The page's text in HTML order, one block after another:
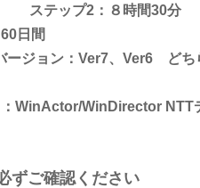
2：８時間30分
日間
ージョン：Ver7、Ver6 どち
：WinActor/WinDirector NTT
ずご確認ください